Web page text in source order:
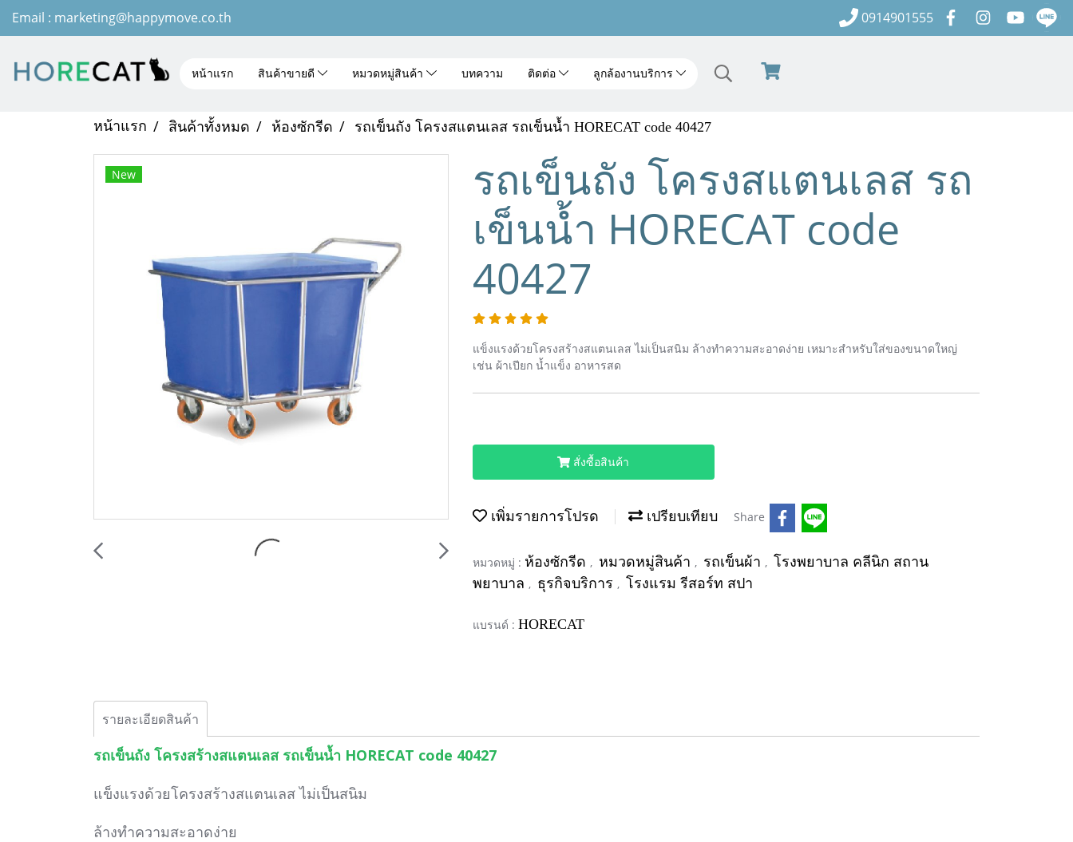
Email : marketing@happymove.co.th 0914901555
หน้าแรก สินค้าขายดี หมวดหมู่สินค้า บทความ ติดต่อ ลูกล้องานบริการ
หน้าแรก สินค้าทั้งหมด ห้องซักรีด รถเข็นถัง โครงสแตนเลส รถเข็นน้ำ HORECAT code 40427
New
รถเข็นถัง โครงสแตนเลส รถ
เข็นน้ำ HORECAT code
40427
แข็งแรงด้วยโครงสร้างสแตนเลส ไม่เป็นสนิม ล้างทำความสะอาดง่าย เหมาะสำหรับใส่ของขนาดใหญ่
เช่น ผ้าเปียก น้ำแข็ง อาหารสด
สั่งซื้อสินค้า
เพิ่มรายการโปรด เปรียบเทียบ Share
หมวดหมู่ : ห้องซักรีด , หมวดหมู่สินค้า , รถเข็นผ้า , โรงพยาบาล คลีนิก สถาน
พยาบาล , ธุรกิจบริการ , โรงแรม รีสอร์ท สปา
แบรนด์ : HORECAT
รายละเอียดสินค้า
รถเข็นถัง โครงสร้างสแตนเลส รถเข็นน้ำ HORECAT code 40427
แข็งแรงด้วยโครงสร้างสแตนเลส ไม่เป็นสนิม
ล้างทำความสะอาดง่าย